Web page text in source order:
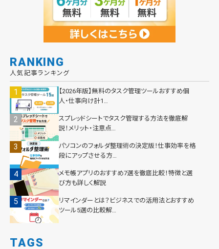
RANKING
人気記事ランキング
【2026年版】無料のタスク管理ツールおすすめ個
人・仕事向け計1…
スプレッドシートでタスク管理する方法を徹底解
説！メリット・注意点…
パソコンのフォルダ整理術の決定版！仕事効率を格
段にアップさせる方…
メモ帳アプリのおすすめ7選を徹底比較！特徴と選
び方も詳しく解説
リマインダーとは？ビジネスでの活用法とおすすめ
ツール5選の比較解…
TAGS